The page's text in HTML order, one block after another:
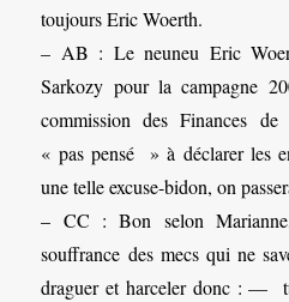
toujours Eric Woerth.
– AB : Le neuneu Eric
Sarkozy pour la campagne
commission des Finances de
« pas pensé » à déclarer les
une telle excuse-bidon, on
– CC : Bon selon
souffrance des mecs qui ne
draguer et harceler donc :